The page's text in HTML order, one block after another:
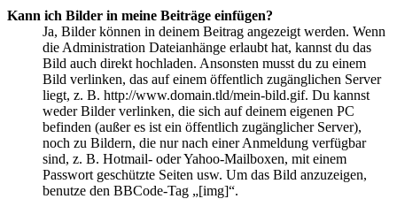
Kann ich Bilder in meine Beiträge einfügen?
Ja, Bilder können in deinem Beitrag angezeigt werden. Wenn
die Administration Dateianhänge erlaubt hat, kannst du das
Bild auch direkt hochladen. Ansonsten musst du zu einem
Bild verlinken, das auf einem öffentlich zugänglichen Server
liegt, z. B. http://www.domain.tld/mein-bild.gif. Du kannst
weder Bilder verlinken, die sich auf deinem eigenen PC
befinden (außer es ist ein öffentlich zugänglicher Server),
noch zu Bildern, die nur nach einer Anmeldung verfügbar
sind, z. B. Hotmail- oder Yahoo-Mailboxen, mit einem
Passwort geschützte Seiten usw. Um das Bild anzuzeigen,
benutze den BBCode-Tag „[img]“.